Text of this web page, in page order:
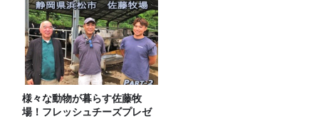
様々な動物が暮らす佐藤牧
場！フレッシュチーズプレゼ